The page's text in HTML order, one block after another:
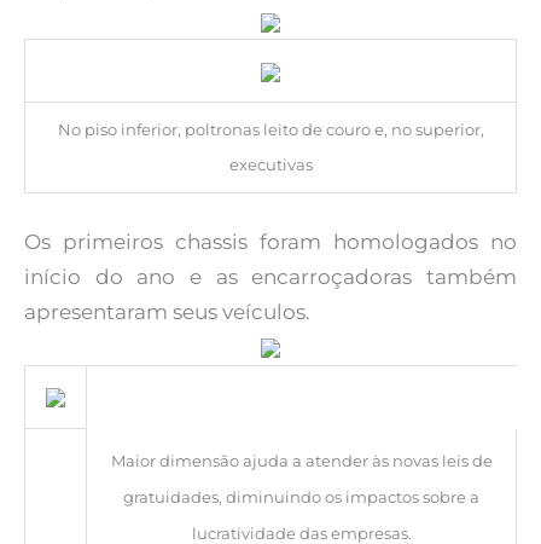
No piso inferior, poltronas leito de couro e, no superior,
executivas
Os primeiros chassis foram homologados no
início do ano e as encarroçadoras também
apresentaram seus veículos.
Maior dimensão ajuda a atender às novas leis de
gratuidades, diminuindo os impactos sobre a
lucratividade das empresas.